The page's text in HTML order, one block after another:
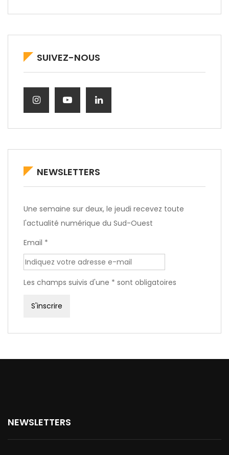
SUIVEZ-NOUS
NEWSLETTERS
Une semaine sur deux, le jeudi recevez toute
l'actualité numérique du Sud-Ouest
Email *
Les champs suivis d'une * sont obligatoires
NEWSLETTERS